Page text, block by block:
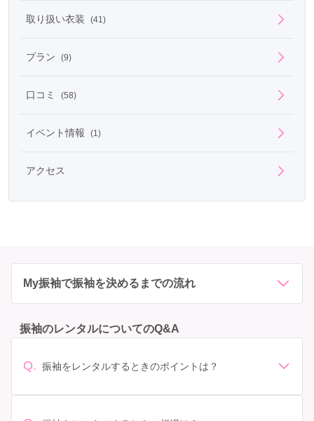
取り扱い衣装 (41)
プラン (9)
口コミ (58)
イベント情報 (1)
アクセス
My振袖で振袖を決めるまでの流れ
振袖のレンタルについてのQ&A
Q. 振袖をレンタルするときのポイントは？